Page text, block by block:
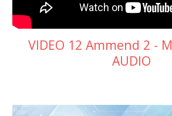
VIDEO 12 Ammend 2 -
AUDIO